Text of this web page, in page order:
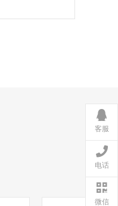
客服
电话
微信